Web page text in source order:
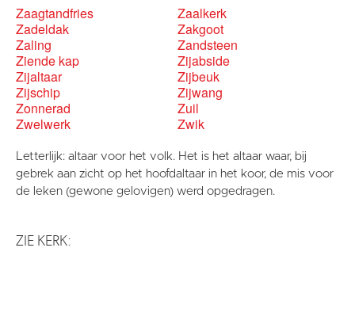
Zaagtandfries
Zaalkerk
Zadeldak
Zakgoot
Zaling
Zandsteen
Ziende kap
Zijabside
Zijaltaar
Zijbeuk
Zijschip
Zijwang
Zonnerad
Zuil
Zwelwerk
Zwik
Letterlijk: altaar voor het volk. Het is het altaar waar, bij
gebrek aan zicht op het hoofdaltaar in het koor, de mis voor
de leken (gewone gelovigen) werd opgedragen.
ZIE KERK: